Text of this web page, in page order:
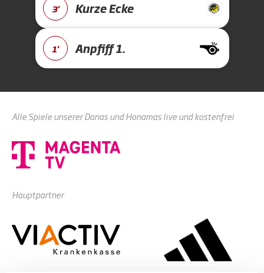
3' Kurze Ecke
1' Anpfiff 1.
Alle Spiele unserer Danas und Honamas live und kostenfrei
Hauptpartner